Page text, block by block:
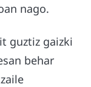
nago.
guztiz gaizki
behar